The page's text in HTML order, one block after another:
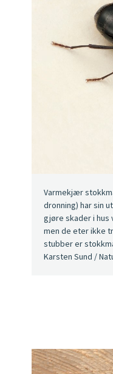
Varmekjær
dronning) har sin
gjøre skader i hus
men de eter ikke
stubber er
Karsten Sund /